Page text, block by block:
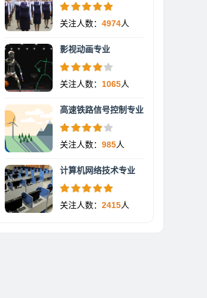
关注人数： 4974人
影视动画专业
关注人数： 1065人
高速铁路信号控制专业
关注人数： 985人
计算机网络技术专业
关注人数： 2415人